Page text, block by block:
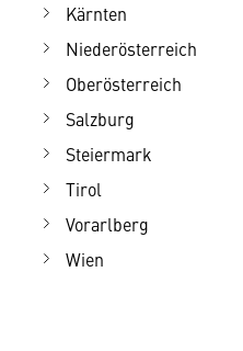
Kärnten
Niederösterreich
Oberösterreich
Salzburg
Steiermark
Tirol
Vorarlberg
Wien